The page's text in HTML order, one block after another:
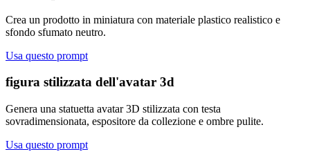
Crea un prodotto in miniatura con materiale plastico realistico e
sfondo sfumato neutro.
Usa questo prompt
figura stilizzata dell'avatar 3d
Genera una statuetta avatar 3D stilizzata con testa
sovradimensionata, espositore da collezione e ombre pulite.
Usa questo prompt